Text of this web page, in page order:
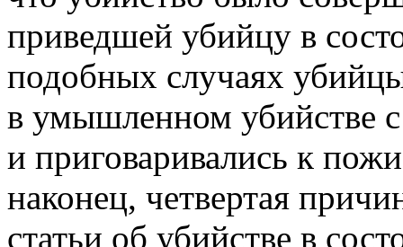
приведшей убийцу в
подобных случаях
в умышленном убийстве
и приговаривались к
наконец, четвертая
статьи об убийстве в